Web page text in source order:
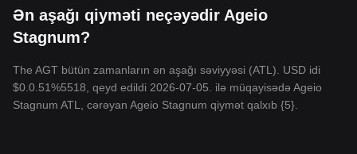
Ən aşağı qiyməti neçəyədir Ageio
Stagnum?
The AGT bütün zamanların ən aşağı səviyyəsi (ATL). USD idi
$0.0.51%5518, qeyd edildi 2026-07-05. ilə müqayisədə Ageio
Stagnum ATL, cərəyan Ageio Stagnum qiymət qalxıb {5}.